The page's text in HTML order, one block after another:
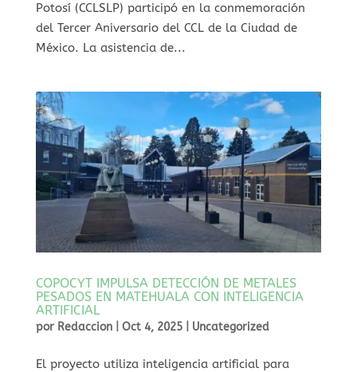
Potosí (CCLSLP) participó en la conmemoración
del Tercer Aniversario del CCL de la Ciudad de
México. La asistencia de...
COPOCYT IMPULSA DETECCIÓN DE METALES
PESADOS EN MATEHUALA CON INTELIGENCIA
ARTIFICIAL
por Redaccion| Oct 4, 2025| Uncategorized
⁠El proyecto utiliza inteligencia artificial para